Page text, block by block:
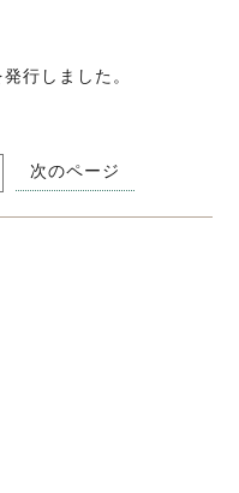
行しました。
次のページ